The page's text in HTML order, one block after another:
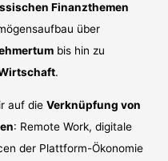
Finanzthemen
über
bis hin zu
.
auf dieVerknüpfung von
: Remote Work, digitale
der Plattform-Ökonomie